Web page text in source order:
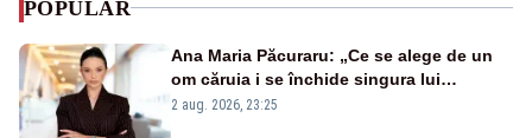
POPULAR
Ana Maria Păcuraru: „Ce se alege de un
om căruia i se închide singura lui
portiță?”
2 aug. 2026, 23:25